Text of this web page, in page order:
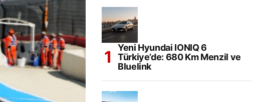
Yeni Hyundai IONIQ 6
Türkiye’de: 680 Km Menzil ve
Bluelink